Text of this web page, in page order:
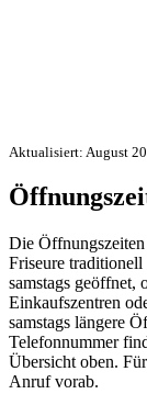
Aktualisiert: August
Die
Friseure traditionell
samstags geöffnet,
Einkaufszentren
samstags längere
Telefonnummer
Übersicht oben.
Anruf vorab.